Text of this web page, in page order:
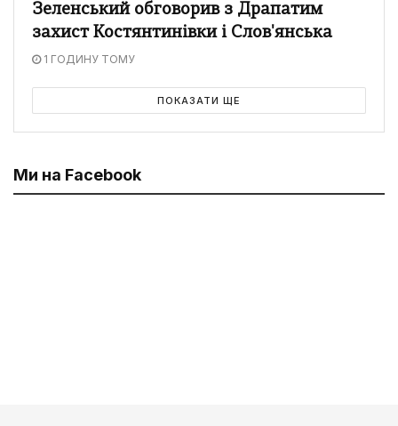
Зеленський обговорив з Драпатим
захист Костянтинівки і Слов'янська
1 ГОДИНУ ТОМУ
ПОКАЗАТИ ЩЕ
Ми на Facebook